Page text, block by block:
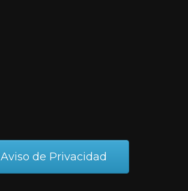
Aviso de Privacidad